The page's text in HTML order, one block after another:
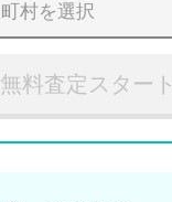
無料査定スタート